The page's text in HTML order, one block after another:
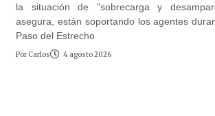
la situación de "sobrecarga y
asegura, están soportando los agentes
Paso del Estrecho
Por Carlos 4 agosto 2026